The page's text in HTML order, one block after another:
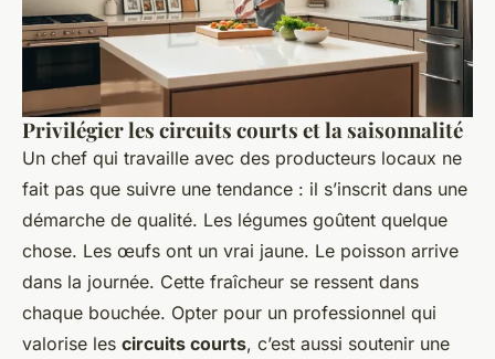
Privilégier les circuits courts et la saisonnalité
Un chef qui travaille avec des producteurs locaux ne
fait pas que suivre une tendance : il s’inscrit dans une
démarche de qualité. Les légumes goûtent quelque
chose. Les œufs ont un vrai jaune. Le poisson arrive
dans la journée. Cette fraîcheur se ressent dans
chaque bouchée. Opter pour un professionnel qui
valorise les circuits courts, c’est aussi soutenir une